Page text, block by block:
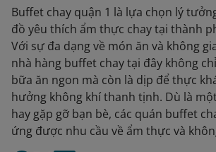
Buffet chay quận 1 là lựa chọn lý
đồ yêu thích ẩm thực chay tại thành
Với sự đa dạng về món ăn và không
nhà hàng buffet chay tại đây không
bữa ăn ngon mà còn là dịp để thực
hưởng không khí thanh tịnh. Dù là
hay gặp gỡ bạn bè, các quán buffet
ứng được nhu cầu về ẩm thực và